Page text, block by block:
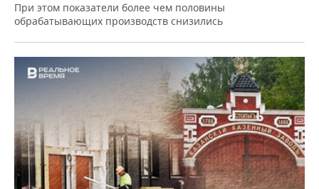
При этом показатели более чем половины
обрабатывающих производств снизились